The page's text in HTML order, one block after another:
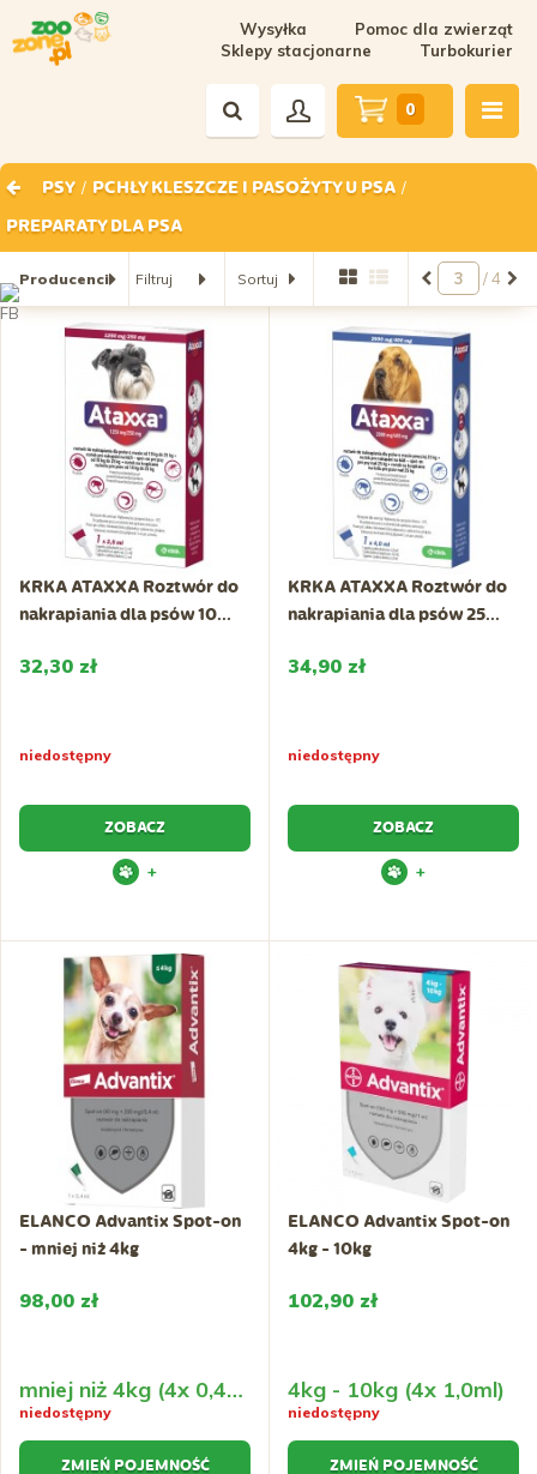
Pomoc dla zwierząt
Wysyłka
Turbokurier
Sklepy stacjonarne
PSY / PCHŁY KLESZCZE I PASOŻYTY U PSA /
PREPARATY DLA PSA
0
/ 4
KRKA ATAXXA Roztwór do
nakrapiania dla psów 10...
32,30 zł
niedostępny
ZOBACZ
+
KRKA ATAXXA Roztwór do
nakrapiania dla psów 25...
34,90 zł
niedostępny
ZOBACZ
+
ELANCO Advantix Spot-on
- mniej niż 4kg
98,00 zł
mniej niż 4kg (4x 0,4ml)
niedostępny
ZMIEŃ POJEMNOŚĆ
ELANCO Advantix Spot-on
4kg - 10kg
102,90 zł
4kg - 10kg (4x 1,0ml)
niedostępny
ZMIEŃ POJEMNOŚĆ